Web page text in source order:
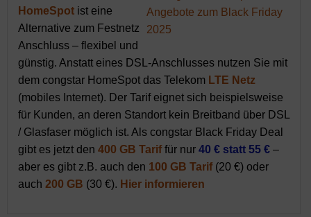
HomeSpot ist eine
Alternative zum Festnetz
Anschluss – flexibel und
günstig. Anstatt eines DSL-Anschlusses nutzen Sie mit
dem congstar HomeSpot das Telekom LTE Netz
(mobiles Internet). Der Tarif eignet sich beispielsweise
für Kunden, an deren Standort kein Breitband über DSL
/ Glasfaser möglich ist. Als congstar Black Friday Deal
gibt es jetzt den 400 GB Tariffür nur 40 € statt 55 € –
aber es gibt z.B. auch den 100 GB Tarif(20 €) oder
auch 200 GB (30 €). Hier informieren